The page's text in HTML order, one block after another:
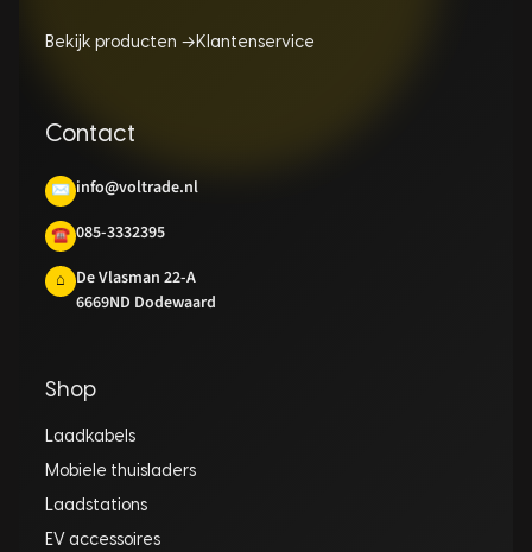
Bekijk producten → Klantenservice
Contact
✉ info@voltrade.nl
☎ 085-3332395
⌂
De Vlasman 22-A
6669ND Dodewaard
Shop
Laadkabels
Mobiele thuisladers
Laadstations
EV accessoires